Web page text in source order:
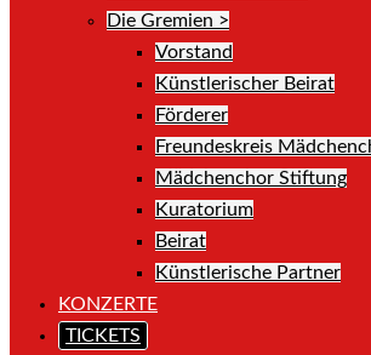
Die Gremien >
Vorstand
Künstlerischer Beirat
Förderer
Freundeskreis
Mädchenchor Stiftung
Kuratorium
Beirat
Künstlerische Partner
KONZERTE
TICKETS